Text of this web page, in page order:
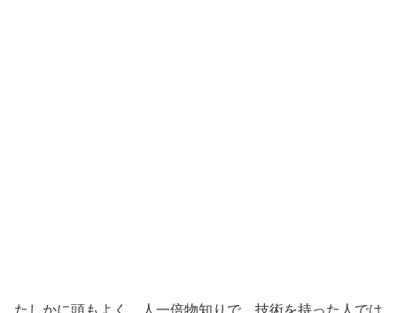
たしかに頭もよく、人一倍物知りで、技術を持った人では